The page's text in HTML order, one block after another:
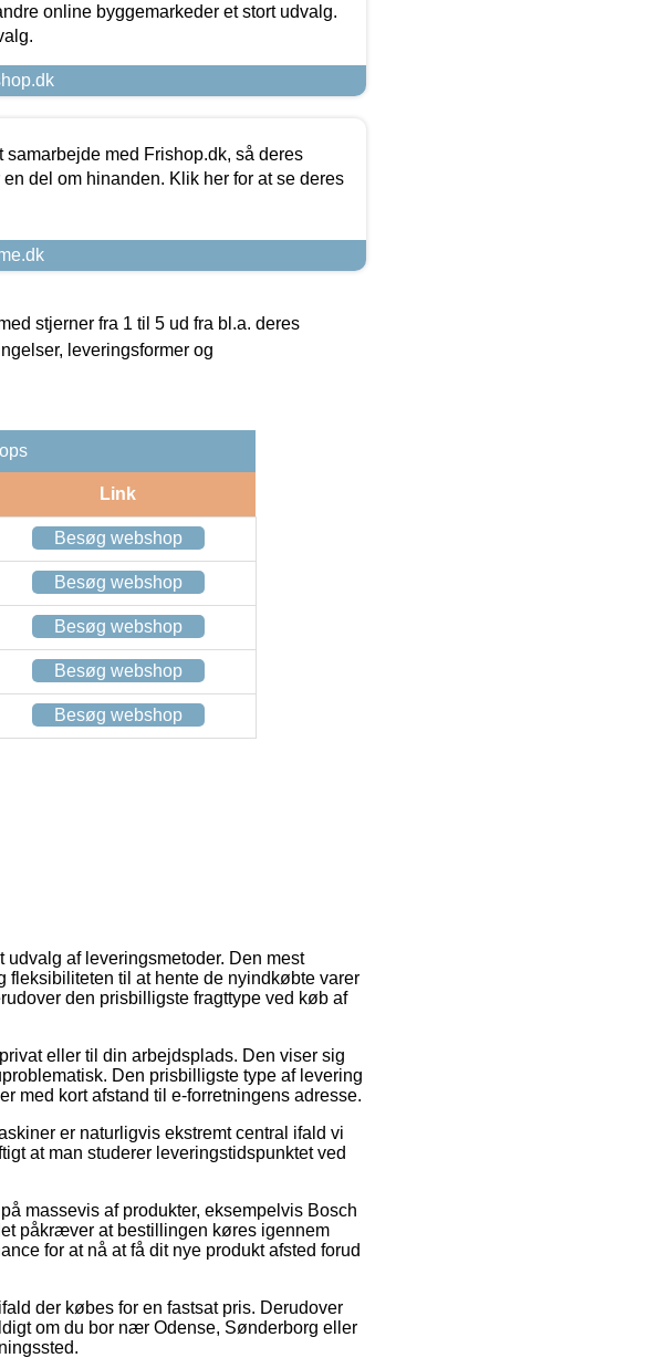
online byggemarkeder et stort udvalg.
med Frishop.dk, så deres
del om hinanden. Klik her for at se deres
stjerner fra 1 til 5 ud fra bl.a. deres
leveringsformer og
Link
Besøg webshop
Besøg webshop
Besøg webshop
Besøg webshop
Besøg webshop
af leveringsmetoder. Den mest
fleksibiliteten til at hente de nyindkøbte varer
den prisbilligste fragttype ved køb af
eller til din arbejdsplads. Den viser sig
Den prisbilligste type af levering
med kort afstand til e-forretningens adresse.
er naturligvis ekstremt central ifald vi
at man studerer leveringstidspunktet ved
massevis af produkter, eksempelvis Bosch
påkræver at bestillingen køres igennem
for at nå at få dit nye produkt afsted forud
der købes for en fastsat pris. Derudover
om du bor nær Odense, Sønderborg eller